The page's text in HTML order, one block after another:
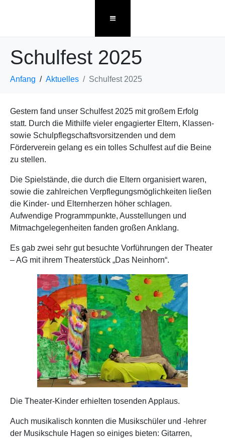
Schulfest 2025
Anfang Aktuelles Schulfest 2025
Gestern fand unser Schulfest 2025 mit großem Erfolg
statt. Durch die Mithilfe vieler engagierter Eltern, Klassen-
sowie Schulpflegschaftsvorsitzenden und dem
Förderverein gelang es ein tolles Schulfest auf die Beine
zu stellen.
Die Spielstände, die durch die Eltern organisiert waren,
sowie die zahlreichen Verpflegungsmöglichkeiten ließen
die Kinder- und Elternherzen höher schlagen.
Aufwendige Programmpunkte, Ausstellungen und
Mitmachgelegenheiten fanden großen Anklang.
Es gab zwei sehr gut besuchte Vorführungen der Theater
– AG mit ihrem Theaterstück „Das Neinhorn“.
Die Theater-Kinder erhielten tosenden Applaus.
Auch musikalisch konnten die Musikschüler und -lehrer
der Musikschule Hagen so einiges bieten: Gitarren,